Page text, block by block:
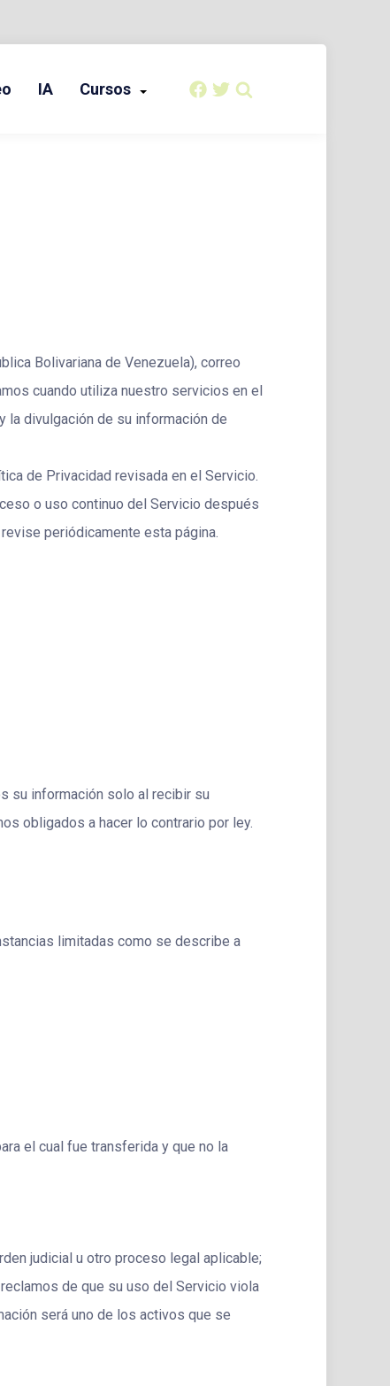
IA Cursos
Bolivariana de Venezuela), correo
cuando utiliza nuestro servicios en el
la divulgación de su información de
de Privacidad revisada en el Servicio.
o uso continuo del Servicio después
periódicamente esta página.
su información solo al recibir su
obligados a hacer lo contrario por ley.
limitadas como se describe a
el cual fue transferida y que no la
judicial u otro proceso legal aplicable;
de que su uso del Servicio viola
será uno de los activos que se